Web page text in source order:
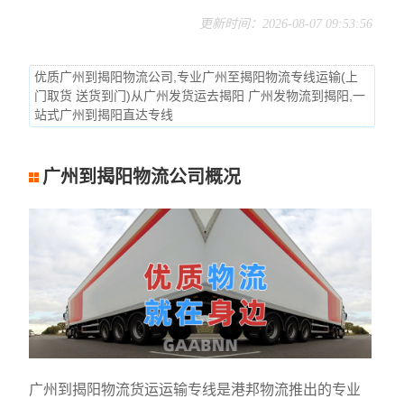
更新时间：2026-08-07 09:53:56
优质广州到揭阳物流公司,专业广州至揭阳物流专线运输(上
门取货 送货到门)从广州发货运去揭阳 广州发物流到揭阳,一
站式广州到揭阳直达专线
广州到揭阳物流公司概况
广州到揭阳物流货运运输专线是港邦物流推出的专业